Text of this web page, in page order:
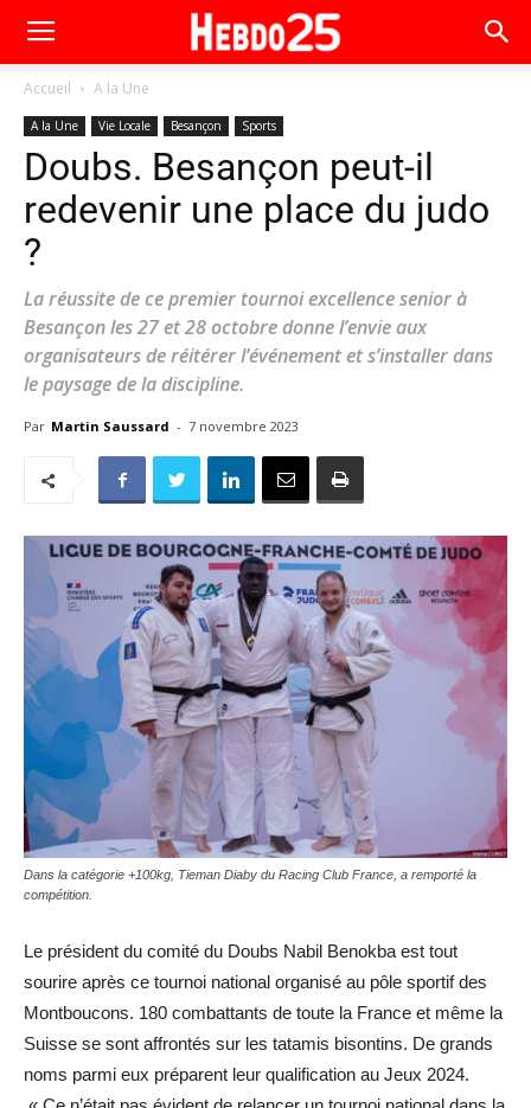
Accueil A la Une
A la Une Vie Locale Besançon Sports
Doubs. Besançon peut-il
redevenir une place du judo
?
La réussite de ce premier tournoi excellence senior à
Besançon les 27 et 28 octobre donne l’envie aux
organisateurs de réitérer l’événement et s’installer dans
le paysage de la discipline.
Par Martin Saussard - 7 novembre 2023
Dans la catégorie +100kg, Tieman Diaby du Racing Club France, a remporté la
compétition.
Le président du comité du Doubs Nabil Benokba est tout
sourire après ce tournoi national organisé au pôle sportif des
Montboucons. 180 combattants de toute la France et même la
Suisse se sont affrontés sur les tatamis bisontins. De grands
noms parmi eux préparent leur qualification au Jeux 2024.